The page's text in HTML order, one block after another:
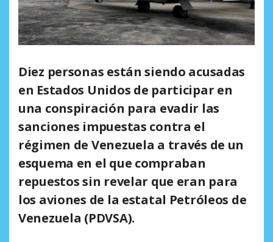
Diez personas están siendo acusadas
en Estados Unidos de participar en
una conspiración para evadir las
sanciones impuestas contra el
régimen de Venezuela a través de un
esquema en el que compraban
repuestos sin revelar que eran para
los aviones de la estatal Petróleos de
Venezuela (PDVSA).